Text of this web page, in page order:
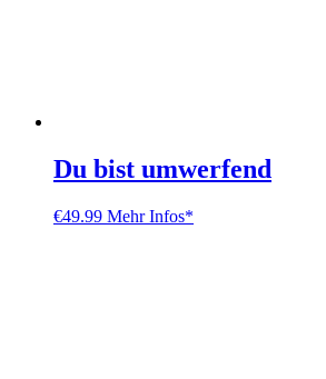
Du bist umwerfend
€49.99 Mehr Infos*